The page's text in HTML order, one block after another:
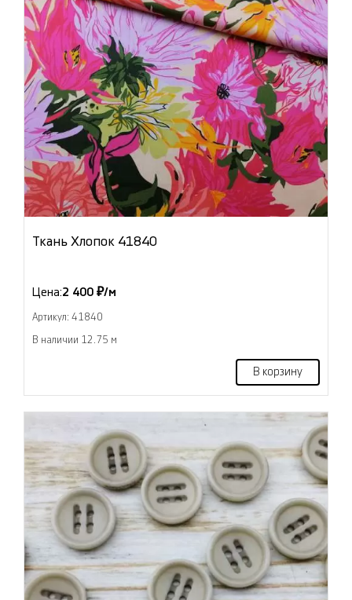
Ткань Хлопок 41840
Цена:2 400 ₽/м
Артикул: 41840
В наличии 12.75 м
В корзину